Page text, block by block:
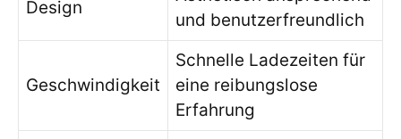
Design
und benutzerfreundlich
Geschwindigkeit
Schnelle Ladezeiten für
eine reibungslose
Erfahrung